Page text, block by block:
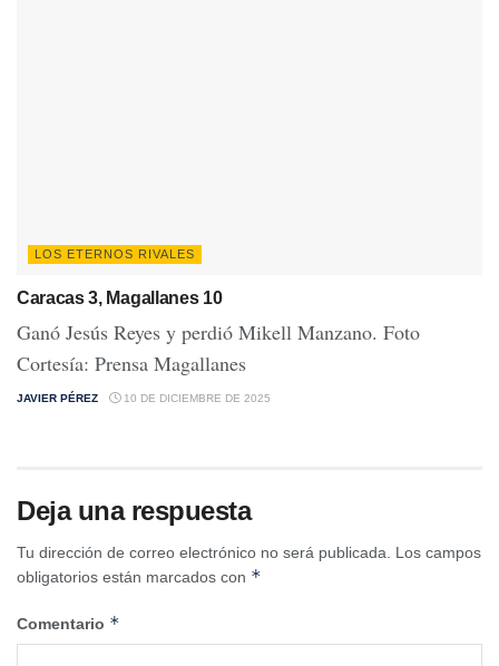
LOS ETERNOS RIVALES
Caracas 3, Magallanes 10
Ganó Jesús Reyes y perdió Mikell Manzano. Foto
Cortesía: Prensa Magallanes
JAVIER PÉREZ 10 DE DICIEMBRE DE 2025
Deja una respuesta
Tu dirección de correo electrónico no será publicada.
Los campos
obligatorios están marcados con *
Comentario *